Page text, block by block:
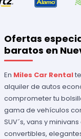
Ofertas
baratos en
En Miles Car Rental
alquiler de autos
comprometer tu
gama de vehículos
SUV´s, vans y
convertibles,